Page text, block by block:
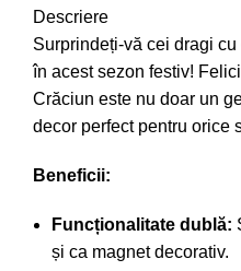
Descriere
Surprindeți-vă cei dragi
în acest sezon festiv!
Crăciun este nu doar un
decor perfect pentru orice
Beneficii:
Funcționalitate dublă:
și ca magnet decorativ.